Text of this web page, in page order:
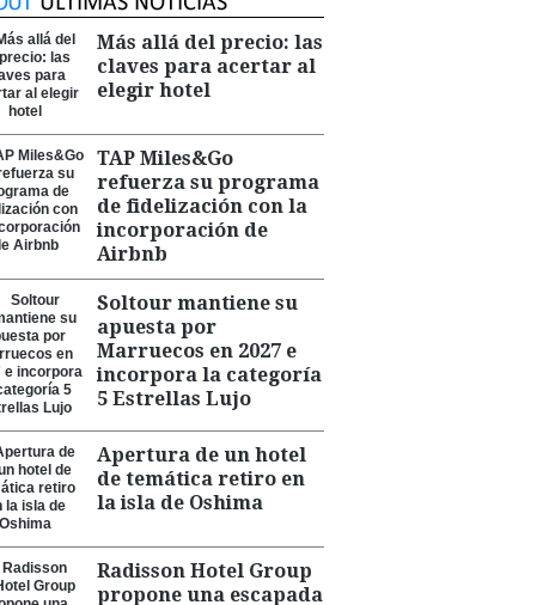
Más allá del precio: las
claves para acertar al
elegir hotel
TAP Miles&Go
refuerza su programa
de fidelización con la
incorporación de
Airbnb
Soltour mantiene su
apuesta por
Marruecos en 2027 e
incorpora la categoría
5 Estrellas Lujo
Apertura de un hotel
de temática retiro en
la isla de Oshima
Radisson Hotel Group
propone una escapada